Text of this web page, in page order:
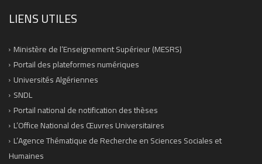
LIENS UTILES
Ministère de l’Enseignement Supérieur (MESRS)
Portail des plateformes numériques
Universités Algériennes
SNDL
Portail national de notification des thèses
L’Office National des Œuvres Universitaires
L’Agence Thématique de Recherche en Sciences Sociales et
Humaines